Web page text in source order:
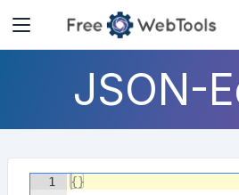
JSON-
1 {}